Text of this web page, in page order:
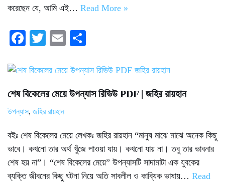
করেছেন যে, আমি এই… Read More »
Fa
bo
ok
T
tte
E
ail re
শেষ বিকেলের মেয়ে উপন্যাস রিভিউ PDF | জহির রায়হান
উপন্যাস, জহির রায়হান
বইঃ শেষ বিকেলের মেয়ে লেখকঃ জহির রায়হান “মানুষ মাঝে মাঝে অনেক কিছু
ভাবে। কখনো তার অর্থ খুঁজে পাওয়া যায়। কখনো যায় না। তবু তার ভাবনার
শেষ হয় না”। “শেষ বিকেলের মেয়ে” উপন্যাসটি সাদামাটা এক যুবকের
ব্যক্তি জীবনের কিছু ঘটনা নিয়ে অতি সাবলীল ও কাব্যিক ভাষায়… Read